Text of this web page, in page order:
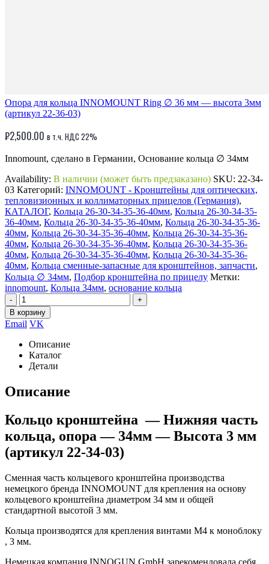
Опора для кольца INNOMOUNT Ring ∅ 36 мм — высота 3мм
(артикул 22-36-03)
₽2,500.00 в т.ч. НДС 22%
Innomount, сделано в Германии, Основание кольца ∅ 34мм
Availability: В наличии (может быть предзаказано) SKU: 22-34-
03 Категорий: INNOMOUNT - Кронштейны для оптических,
тепловизионных и коллиматорных прицелов (Германия),
КАТАЛОГ, Кольца 26-30-34-35-36-40мм, Кольца 26-30-34-35-
36-40мм, Кольца 26-30-34-35-36-40мм, Кольца 26-30-34-35-36-
40мм, Кольца 26-30-34-35-36-40мм, Кольца 26-30-34-35-36-
40мм, Кольца 26-30-34-35-36-40мм, Кольца 26-30-34-35-36-
40мм, Кольца 26-30-34-35-36-40мм, Кольца 26-30-34-35-36-
40мм, Кольца сменные-запасные для кронштейнов, запчасти,
Кольца ∅ 34мм, Подбор кронштейна по прицелу Метки:
innomount, Кольца 34мм, основание кольца
-
+
В корзину
Email VK
Описание
Каталог
Детали
Описание
Кольцо кронштейна — Нижняя часть
кольца, опора — 34мм — Высота 3 мм
(артикул 22-34-03)
Сменная часть кольцевого кронштейна производства
немецкого бренда INNOMOUNT для крепления на основу
кольцевого кронштейна диаметром 34 мм и общей
стандартной высотой 3 мм.
Кольца производятся для крепления винтами М4 к моноблоку
, 3 мм.
Немецкая компания INNOGUN GmbH зарекомендовала себя